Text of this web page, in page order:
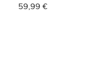
59,99 €